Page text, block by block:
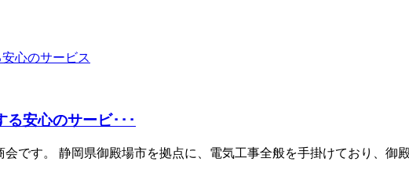
る安心のサービ･･･
会です。 静岡県御殿場市を拠点に、電気工事全般を手掛けており、